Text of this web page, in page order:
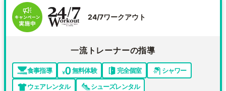
24/7ワークアウト
一流トレーナーの指導
食事指導 無料体験 完全個室
シャワー
ウェアレンタル
シューズレンタル